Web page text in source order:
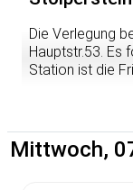
Die Verlegung
Hauptstr.53. Es
Station ist die
Mittwoch,